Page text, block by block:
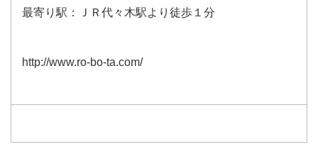
最寄り駅：ＪＲ代々木駅より徒歩１分
http://www.ro-bo-ta.com/